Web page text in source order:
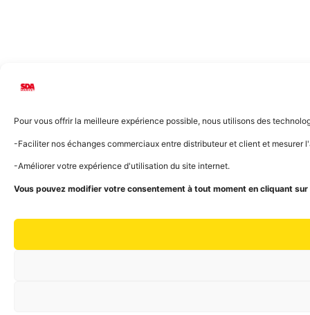
Pour vous offrir la meilleure expérience possible, nous utilisons des
-Faciliter nos échanges commerciaux entre distributeur et client et
-Améliorer votre expérience d'utilisation du site internet.
Vous pouvez modifier votre consentement à tout moment en cliquant